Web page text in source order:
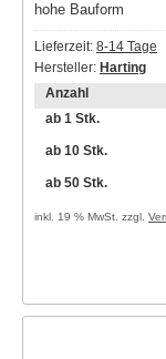
hohe Bauform
Lieferzeit: 8-14 Tage
Hersteller: Harting
Anzahl
ab 1 Stk.
ab 10 Stk.
ab 50 Stk.
inkl. 19 % MwSt. zzgl.